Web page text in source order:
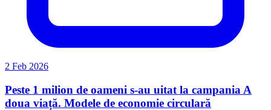
2 Feb 2026
Peste 1 milion de oameni s-au uitat la campania A
doua viață. Modele de economie circulară